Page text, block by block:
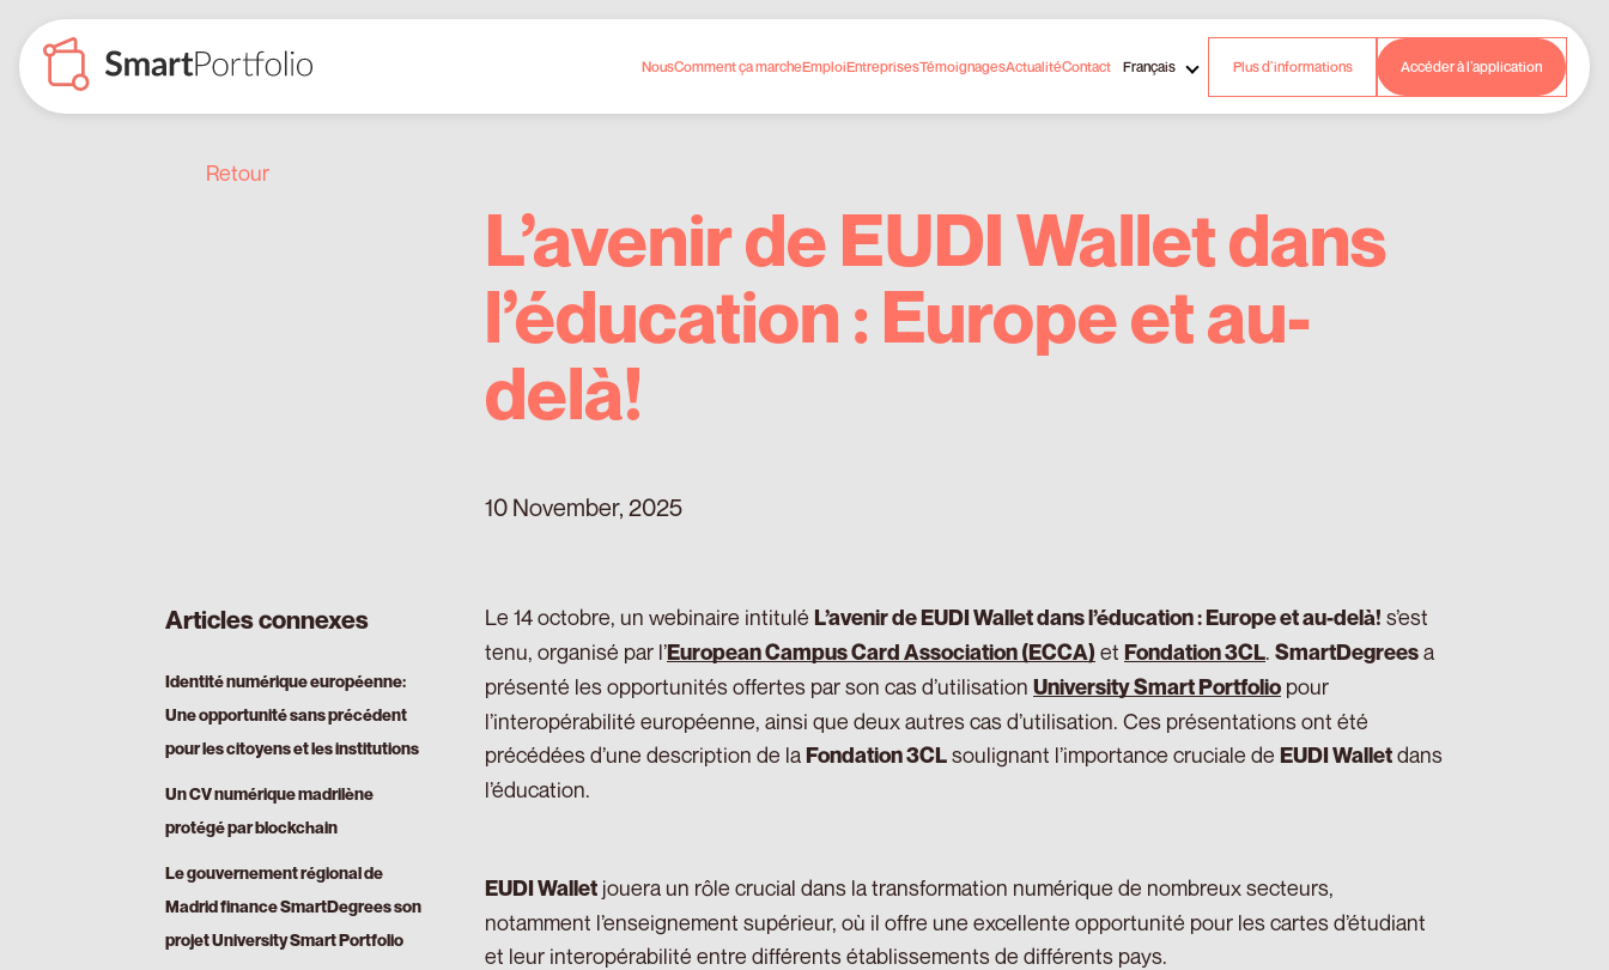
NousComment ça marcheEmploiEntreprisesTémoignagesActualitéContact Français Plus d’informations Accéder à l’application
Retour
L’avenir de EUDI Wallet dans
l’éducation : Europe et au-
delà!
10 November, 2025
Articles connexes
Identité numérique européenne:
Une opportunité sans précédent
pour les citoyens et les institutions
Un CV numérique madrilène
protégé par blockchain
Le gouvernement régional de
Madrid finance SmartDegrees son
projet University Smart Portfolio
Le 14 octobre, un webinaire intitulé L’avenir de EUDI Wallet dans l’éducation : Europe et au-delà! s’est
tenu, organisé par l’European Campus Card Association (ECCA) et Fondation 3CL. SmartDegreesa
présenté les opportunités offertes par son cas d’utilisation University Smart Portfolio pour
l’interopérabilité européenne, ainsi que deux autres cas d’utilisation. Ces présentations ont été
précédées d’une description de laFondation 3CLsoulignant l’importance cruciale de EUDI Walletdans
l’éducation.
EUDI Wallet jouera un rôle crucial dans la transformation numérique de nombreux secteurs,
notamment l’enseignement supérieur, où il offre une excellente opportunité pour les cartes d’étudiant
et leur interopérabilité entre différents établissements de différents pays.